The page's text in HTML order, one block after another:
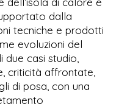
dalla
tecniche e prodotti
evoluzioni del
due casi studio,
criticità affrontate,
di posa, con una